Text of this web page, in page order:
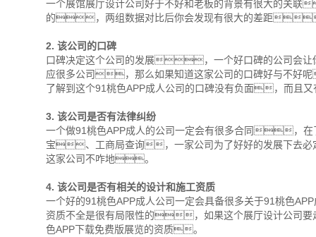
一个展馆展厅设计公司好于不好和老板的背景有很大的关
的，两组数据对比后你会发现有很大的差距
2. 该公司的口碑
口碑决定这个公司的发展，一个好口碑的公司会
应很多公司，那么如果知道这家公司的口碑好与不
了解到这个91桃色APP成人公司的口碑没有负面，
3. 该公司是否有法律纠纷
一个做91桃色APP成人的公司一定会有很多合同，
宝、工商局查询，一家公司为了好好的发展下去
这家公司不咋地。
4. 该公司是否有相关的设计和施工资质
一个好的91桃色APP成人公司一定会具备很多关于91桃色
资质不全是很有局限性的，如果这个展厅设计公司
色APP下载免费版展览的资质。